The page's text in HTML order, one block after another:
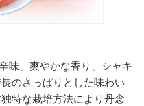
味、爽やかな香り、シャキ
のさっぱりとした味わい
特な栽培方法により丹念